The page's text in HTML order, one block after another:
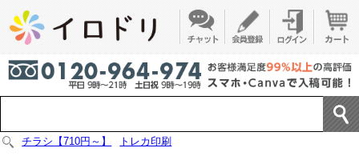
チラシ【710円～】 トレカ印刷